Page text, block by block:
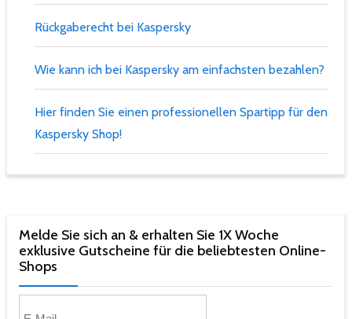
Rückgaberecht bei Kaspersky
Wie kann ich bei Kaspersky am einfachsten bezahlen?
Hier finden Sie einen professionellen Spartipp für den
Kaspersky Shop!
Melde Sie sich an & erhalten Sie 1X Woche
exklusive Gutscheine für die beliebtesten Online-
Shops​